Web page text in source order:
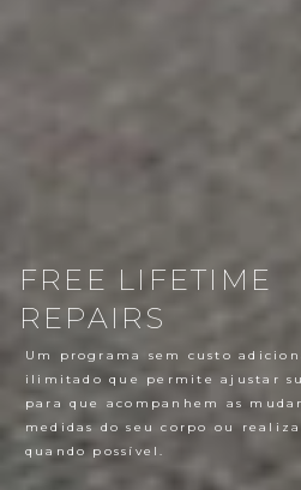
FREE LIFETIME
REPAIRS
Um programa sem custo
ilimitado que permite ajustar
para que acompanhem as
medidas do seu corpo ou
quando possível.